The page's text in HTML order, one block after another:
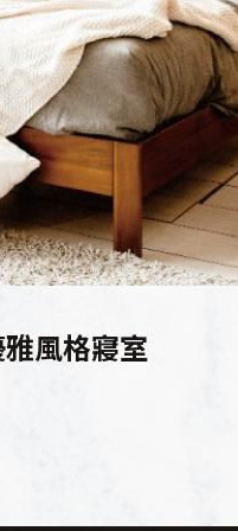
風格寢室